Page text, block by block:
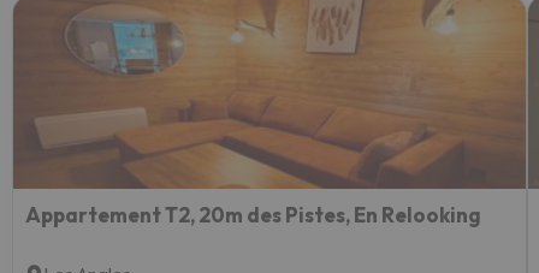
Appartement T2, 20m des Pistes, En Relooking